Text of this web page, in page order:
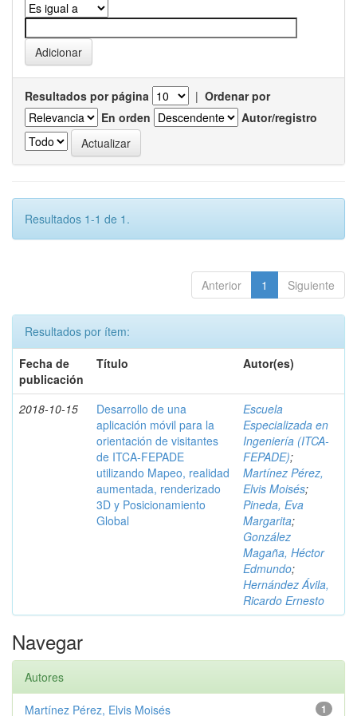
Resultados por página | Ordenar por
En orden
Autor/registro
Resultados 1-1 de 1.
Anterior 1 Siguiente
Resultados por ítem:
Fecha de
publicación
Título Autor(es)
2018-10-15
Desarrollo de una
aplicación móvil para la
orientación de visitantes
de ITCA-FEPADE
utilizando Mapeo, realidad
aumentada, renderizado
3D y Posicionamiento
Global
Escuela
Especializada en
Ingeniería (ITCA-
FEPADE);
Martínez Pérez,
Elvis Moisés;
Pineda, Eva
Margarita;
González
Magaña, Héctor
Edmundo;
Hernández Ávila,
Ricardo Ernesto
Navegar
Autores
1
Martínez Pérez, Elvis Moisés